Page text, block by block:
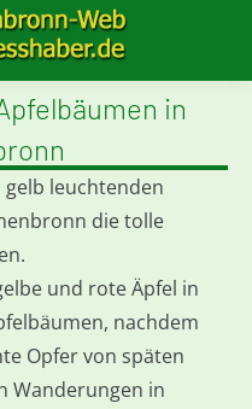
in
leuchtenden
die tolle
und rote Äpfel in
nachdem
Opfer von späten
Wanderungen in